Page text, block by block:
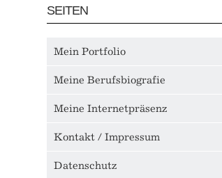
SEITEN
Mein Portfolio
Meine Berufsbiografie
Meine Internetpräsenz
Kontakt / Impressum
Datenschutz